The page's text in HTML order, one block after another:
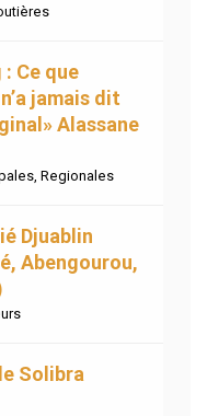
: Ce que
jamais dit
Alassane
, Regionales
Djuablin
Abengourou,
Solibra